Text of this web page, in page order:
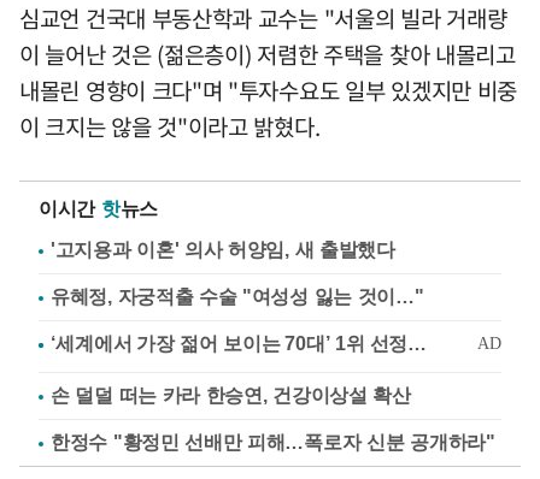
심교언 건국대 부동산학과 교수는 "서울의 빌라 거래량
이 늘어난 것은 (젊은층이) 저렴한 주택을 찾아 내몰리고
내몰린 영향이 크다"며 "투자수요도 일부 있겠지만 비중
이 크지는 않을 것"이라고 밝혔다.
이시간 핫뉴스
'고지용과 이혼' 의사 허양임, 새 출발했다
유혜정, 자궁적출 수술 "여성성 잃는 것이…"
손 덜덜 떠는 카라 한승연, 건강이상설 확산
한정수 "황정민 선배만 피해…폭로자 신분 공개하라"